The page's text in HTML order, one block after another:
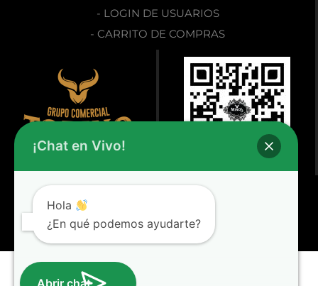
- LOGIN DE USUARIOS
- CARRITO DE COMPRAS
2025 © Minos Handmade Puros. Todos los Derechos Reservados.
Diseñado por
Diseño Web Guadalajara
¡Chat en Vivo!
Hola
¿En qué podemos ayudarte?
Abrir chat